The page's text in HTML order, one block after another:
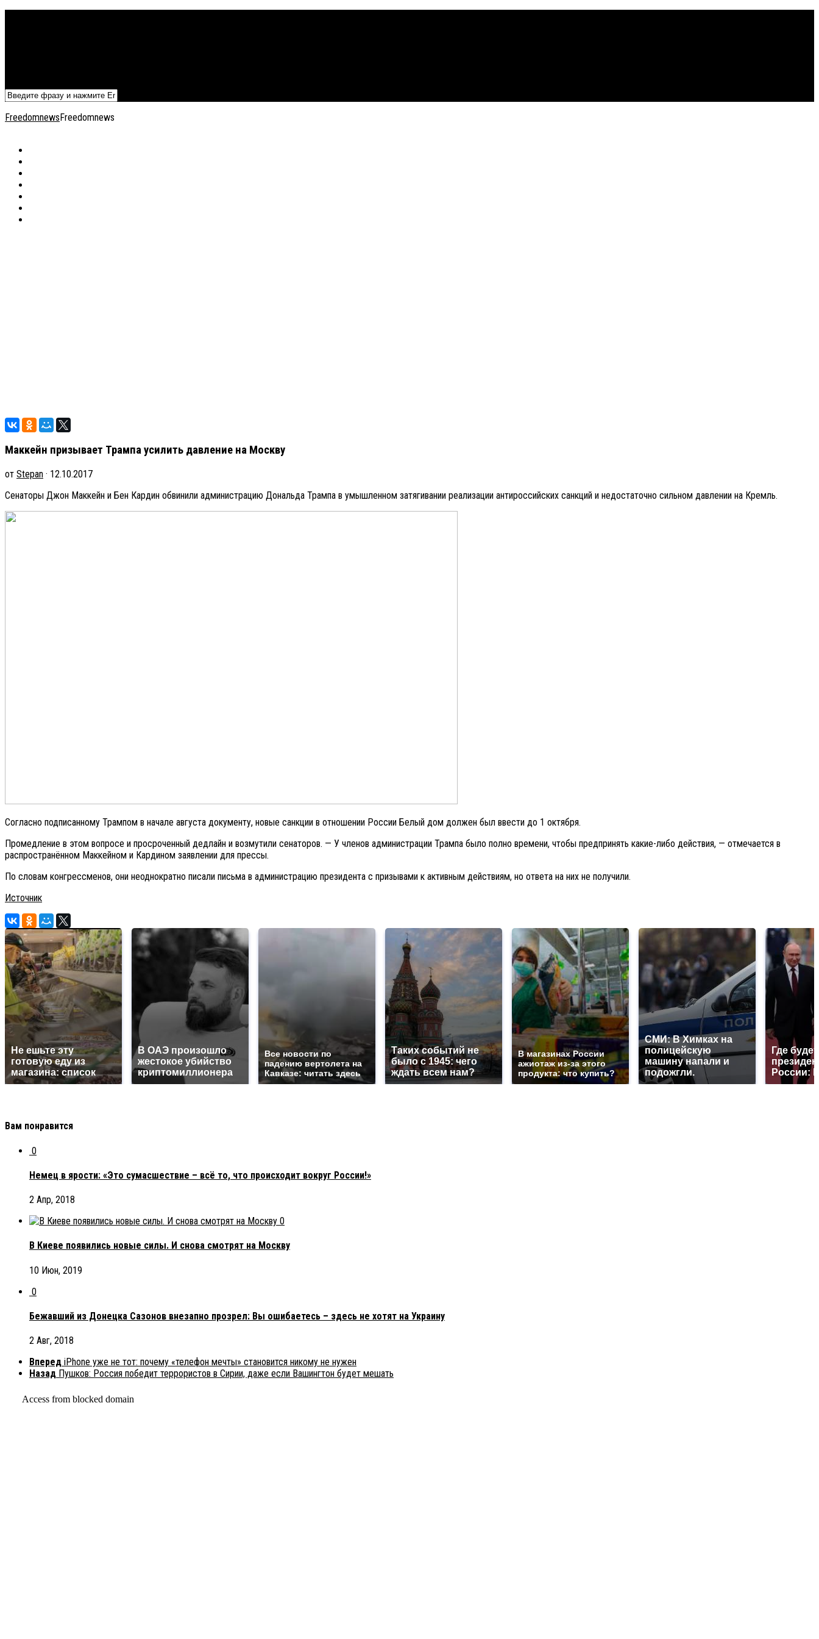
FreedomnewsFreedomnews
Маккейн призывает Трампа усилить давление на Москву
от Stepan · 12.10.2017
Сенаторы Джон Маккейн и Бен Кардин обвинили администрацию Дональда Трампа в умышленном затягивании реализации антироссийских санкций и недостаточно сильном давлении на Кремль.
Согласно подписанному Трампом в начале августа документу, новые санкции в отношении России Белый дом должен был ввести до 1 октября.
Промедление в этом вопросе и просроченный дедлайн и возмутили сенаторов. — У членов администрации Трампа было полно времени, чтобы предпринять какие-либо действия, — отмечается в
распространённом Маккейном и Кардином заявлении для прессы.
По словам конгрессменов, они неоднократно писали письма в администрацию президента с призывами к активным действиям, но ответа на них не получили.
Источник
Не ешьте эту
готовую еду из
магазина: список
В ОАЭ произошло
жестокое убийство
криптомиллионера
Все новости по
падению вертолета на
Кавказе: читать здесь
Таких событий не
было с 1945: чего
ждать всем нам?
В магазинах России
ажиотаж из-за этого
продукта: что купить?
СМИ: В Химках на
полицейскую
машину напали и
подожгли.
Где
России:
Вам понравится
0
Немец в ярости: «Это сумасшествие – всё то, что происходит вокруг России!»
2 Апр, 2018
0
В Киеве появились новые силы. И снова смотрят на Москву
10 Июн, 2019
0
Бежавший из Донецка Сазонов внезапно прозрел: Вы ошибаетесь – здесь не хотят на Украину
2 Авг, 2018
Вперед iPhone уже не тот: почему «телефон мечты» становится никому не нужен
Назад Пушков: Россия победит террористов в Сирии, даже если Вашингтон будет мешать